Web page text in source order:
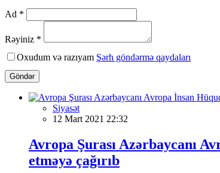
Ad *
Rəyiniz *
Oxudum və razıyam Şərh göndərmə qaydaları
Göndər
Siyasət
12 Mart 2021 22:32
Avropa Şurası Azərbaycanı
etməyə çağırıb